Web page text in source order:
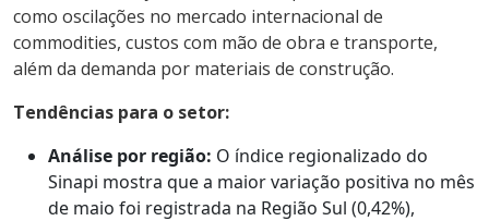
como oscilações no mercado internacional de
commodities, custos com mão de obra e transporte,
além da demanda por materiais de construção.
Tendências para o setor:
Análise por região: O índice regionalizado do
Sinapi mostra que a maior variação positiva no mês
de maio foi registrada na Região Sul (0,42%),